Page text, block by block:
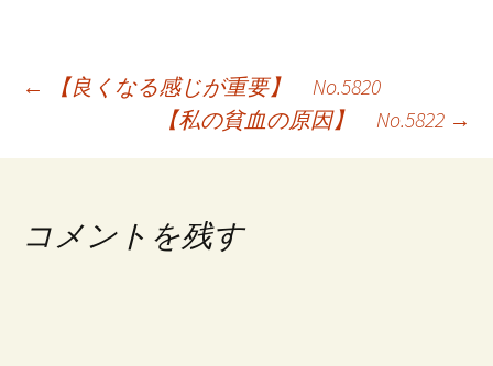
投
ビ
←
【良くなる感じが重要】 No.5820
【私の貧血の原因】 No.5822 →
コメントを残す